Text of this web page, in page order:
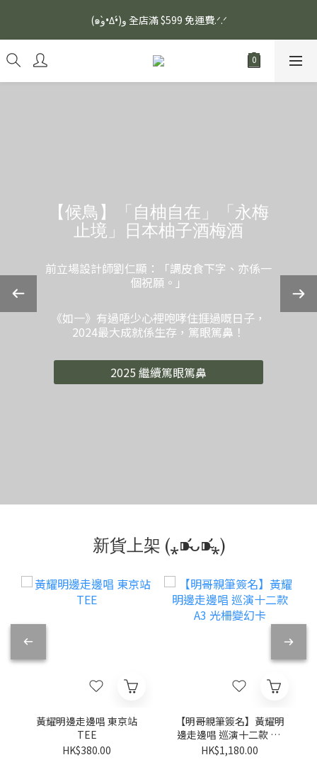
安眠熟睡、穩定血壓、瞓醒精神更集中🌿ASONE GABA TEA 如一
舒眠茶（15入）｜優質養生高山茶
(๑و•̀Δ•́)و 全店滿 $599 免運費.ᐟ.ᐟ
安眠熟睡、穩定血壓、瞓醒精神更集中🌿ASONE GABA TEA 如一
舒眠茶（15入）｜優質養生高山茶
【候鳥】「自柚自在」「永梅
止境」日本柚子酒梅酒
前立場設計師劉仁顯：「調皮食下字、亦係一
個祝願。」
《如一》有過唔少心裡咆哮住捱過嘅日子，
2024最大成就係生存，篤眼篤鼻！
2025 繼續篤眼篤鼻
新貨上架 (⁎⁍̴̛ᴗ⁍̴̛⁎)
黃耀明邊走邊唱 東京站
TEE
HK$380.00
【明哥親筆簽名】黃耀明
邊走邊唱 巡演十二款 A3
光柵變幻卡
HK$1,180.00